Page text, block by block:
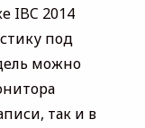
IBC 2014
под
можно
так и в